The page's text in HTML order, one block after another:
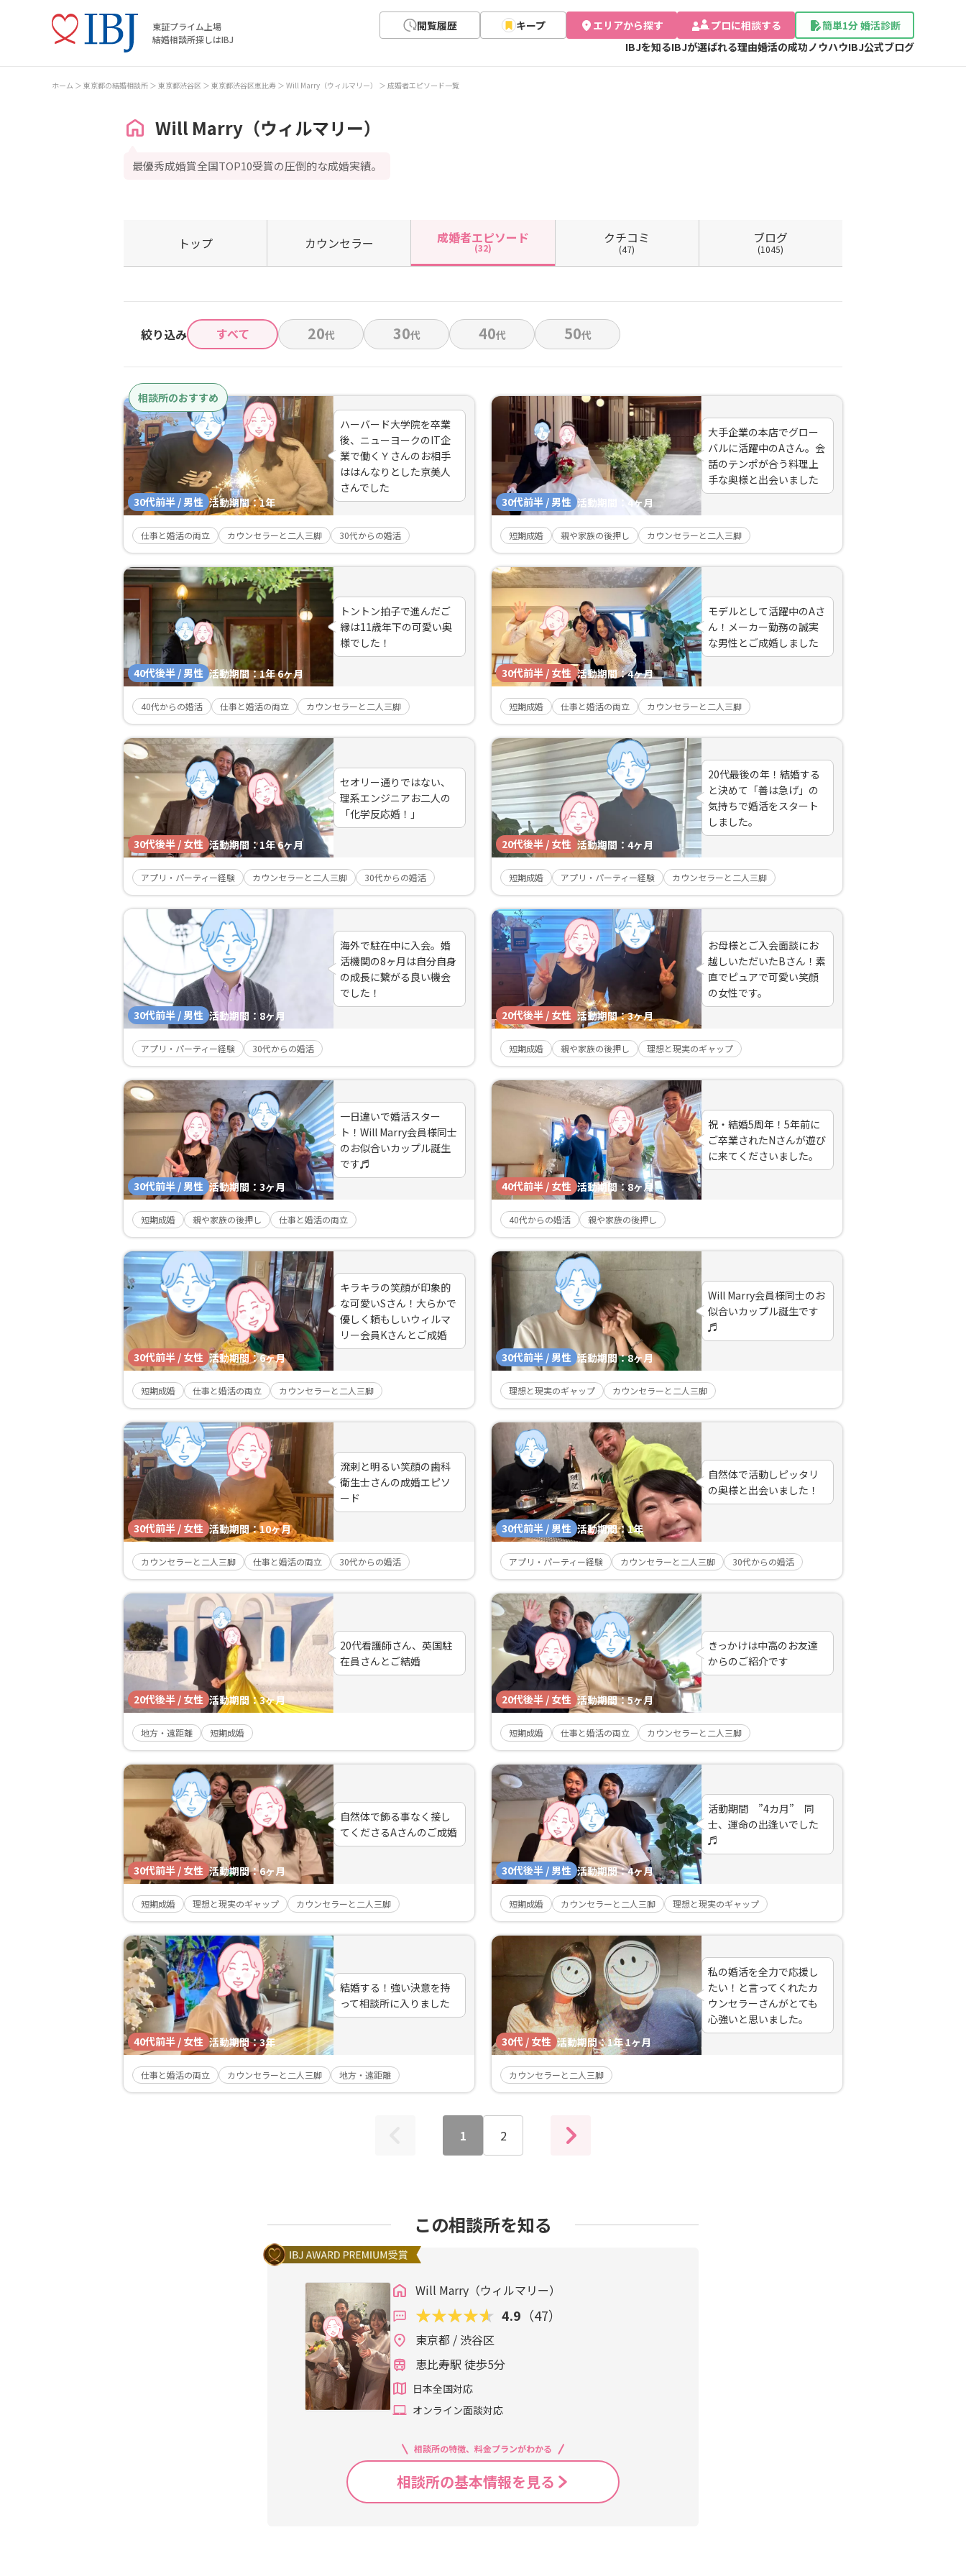
東証プライム上場
結婚相談所探しはIBJ
閲覧履歴 キープ エリアから探す プロに相談する
簡単1分 婚活診断
IBJを知るIBJが選ばれる理由婚活の成功ノウハウIBJ公式ブログ
ホーム 東京都の結婚相談所 東京都渋谷区 東京都渋谷区恵比寿 Will Marry（ウィルマリー） 成婚者エピソード一覧
Will Marry（ウィルマリー）
最優秀成婚賞全国TOP10受賞の圧倒的な成婚実績。
トップ カウンセラー 成婚者エピソード
(32)
クチコミ
(47)
ブログ
(1045)
絞り込み すべて 20代 30代 40代 50代
相談所のおすすめ
30代前半 / 男性 活動期間：1年
ハーバード大学院を卒業
後、ニューヨークのIT企
業で働くＹさんのお相手
ははんなりとした京美人
さんでした
仕事と婚活の両立 カウンセラーと二人三脚 30代からの婚活
30代前半 / 男性 活動期間： 4ヶ月
大手企業の本店でグロー
バルに活躍中のAさん。会
話のテンポが合う料理上
手な奥様と出会いました
短期成婚 親や家族の後押し カウンセラーと二人三脚
40代後半 / 男性 活動期間：1年 6ヶ月
トントン拍子で進んだご
縁は11歳年下の可愛い奥
様でした！
40代からの婚活 仕事と婚活の両立 カウンセラーと二人三脚
30代前半 / 女性 活動期間：4ヶ月
モデルとして活躍中のAさ
ん！メーカー勤務の誠実
な男性とご成婚しました
短期成婚 仕事と婚活の両立 カウンセラーと二人三脚
30代後半 / 女性 活動期間：1年 6ヶ月
セオリー通りではない、
理系エンジニアお二人の
「化学反応婚！」
アプリ・パーティー経験 カウンセラーと二人三脚 30代からの婚活
20代後半 / 女性 活動期間： 4ヶ月
20代最後の年！結婚する
と決めて「善は急げ」の
気持ちで婚活をスタート
しました。
短期成婚 アプリ・パーティー経験 カウンセラーと二人三脚
30代前半 / 男性 活動期間：8ヶ月
海外で駐在中に入会。婚
活機関の8ヶ月は自分自身
の成長に繋がる良い機会
でした！
アプリ・パーティー経験 30代からの婚活
20代後半 / 女性 活動期間：3ヶ月
お母様とご入会面談にお
越しいただいたBさん！素
直でピュアで可愛い笑顔
の女性です。
短期成婚 親や家族の後押し 理想と現実のギャップ
30代前半 / 男性 活動期間： 3ヶ月
一日違いで婚活スター
ト！Will Marry会員様同士
のお似合いカップル誕生
です♬
短期成婚 親や家族の後押し 仕事と婚活の両立
40代前半 / 女性 活動期間：8ヶ月
祝・結婚5周年！5年前に
ご卒業されたNさんが遊び
に来てくださいました。
40代からの婚活 親や家族の後押し
30代前半 / 女性 活動期間：6ヶ月
キラキラの笑顔が印象的
な可愛いSさん！大らかで
優しく頼もしいウィルマ
リー会員Kさんとご成婚
短期成婚 仕事と婚活の両立 カウンセラーと二人三脚
30代前半 / 男性 活動期間：8ヶ月
Will Marry会員様同士のお
似合いカップル誕生です
♬
理想と現実のギャップ カウンセラーと二人三脚
30代前半 / 女性 活動期間：10ヶ月
溌剌と明るい笑顔の歯科
衛生士さんの成婚エピソ
ード
カウンセラーと二人三脚 仕事と婚活の両立 30代からの婚活
30代前半 / 男性 活動期間：1年
自然体で活動しピッタリ
の奥様と出会いました！
アプリ・パーティー経験 カウンセラーと二人三脚 30代からの婚活
20代後半 / 女性 活動期間：3ヶ月
20代看護師さん、英国駐
在員さんとご結婚
地方・遠距離 短期成婚
20代後半 / 女性 活動期間：5ヶ月
きっかけは中高のお友達
からのご紹介です
短期成婚 仕事と婚活の両立 カウンセラーと二人三脚
30代前半 / 女性 活動期間：6ヶ月
自然体で飾る事なく接し
てくださるAさんのご成婚
短期成婚 理想と現実のギャップ カウンセラーと二人三脚
30代後半 / 男性 活動期間：4ヶ月
活動期間 ”4カ月” 同
士、運命の出逢いでした
♬
短期成婚 カウンセラーと二人三脚 理想と現実のギャップ
40代前半 / 女性 活動期間：3年
結婚する！強い決意を持
って相談所に入りました
仕事と婚活の両立 カウンセラーと二人三脚 地方・遠距離
30代 / 女性 活動期間：1年 1ヶ月
私の婚活を全力で応援し
たい！と言ってくれたカ
ウンセラーさんがとても
心強いと思いました。
カウンセラーと二人三脚
1 2
この相談所を知る
Will Marry（ウィルマリー）
4.9 （47）
東京都 / 渋谷区
恵比寿駅 徒歩5分
日本全国対応
オンライン面談対応
相談所の特徴、料金プランがわかる
相談所の基本情報を見る